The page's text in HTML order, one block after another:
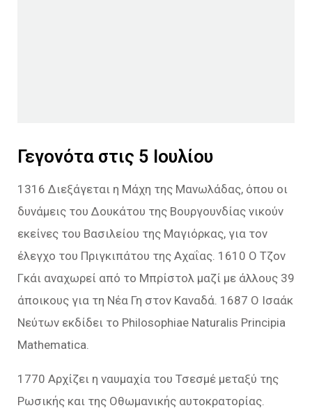
Γεγονότα στις 5 Ιουλίου
1316 Διεξάγεται η Μάχη της Μανωλάδας, όπου οι
δυνάμεις του Δουκάτου της Βουργουνδίας νικούν
εκείνες του Βασιλείου της Μαγιόρκας, για τον
έλεγχο του Πριγκιπάτου της Αχαΐας. 1610 Ο Τζον
Γκάι αναχωρεί από το Μπρίστολ μαζί με άλλους 39
άποικους για τη Νέα Γη στον Καναδά. 1687 Ο Ισαάκ
Νεύτων εκδίδει το Philosophiae Naturalis Principia
Mathematica.
1770 Αρχίζει η ναυμαχία του Τσεσμέ μεταξύ της
Ρωσικής και της Οθωμανικής αυτοκρατορίας.